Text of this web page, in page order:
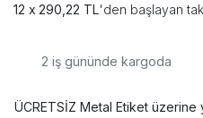
290,22 TL'den başlayan
2 iş gününde kargoda
ÜCRETSİZ Metal Etiket üzerine